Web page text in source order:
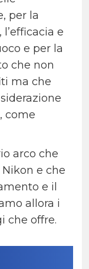
per la
e
e per la
che non
ma che
come
arco che
e che
e il
allora i
che offre.